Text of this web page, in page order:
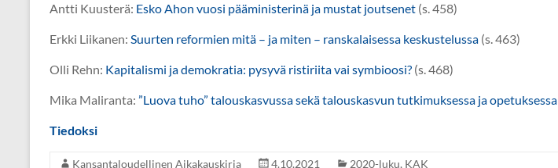
Antti Kuusterä: Esko Ahon vuosi pääministerinä ja mustat joutsenet (s. 458)
Erkki Liikanen: Suurten reformien mitä – ja miten – ranskalaisessa keskustelussa (s. 463)
Olli Rehn: Kapitalismi ja demokratia: pysyvä ristiriita vai symbioosi? (s. 468)
Mika Maliranta: ”Luova tuho” talouskasvussa sekä talouskasvun tutkimuksessa ja opetuksessa
Tiedoksi
Kansantaloudellinen Aikakauskirja 4.10.2021 2020-luku, KAK